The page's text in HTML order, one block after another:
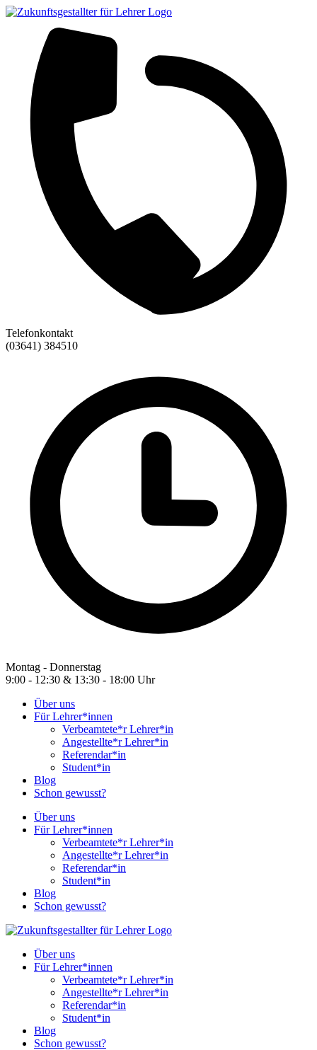
Telefonkontakt
(03641) 384510
Montag - Donnerstag
9:00 - 12:30 & 13:30 - 18:00 Uhr
Über uns
Für Lehrer*innen
Verbeamtete*r Lehrer*in
Angestellte*r Lehrer*in
Referendar*in
Student*in
Blog
Schon gewusst?
Über uns
Für Lehrer*innen
Verbeamtete*r Lehrer*in
Angestellte*r Lehrer*in
Referendar*in
Student*in
Blog
Schon gewusst?
Über uns
Für Lehrer*innen
Verbeamtete*r Lehrer*in
Angestellte*r Lehrer*in
Referendar*in
Student*in
Blog
Schon gewusst?